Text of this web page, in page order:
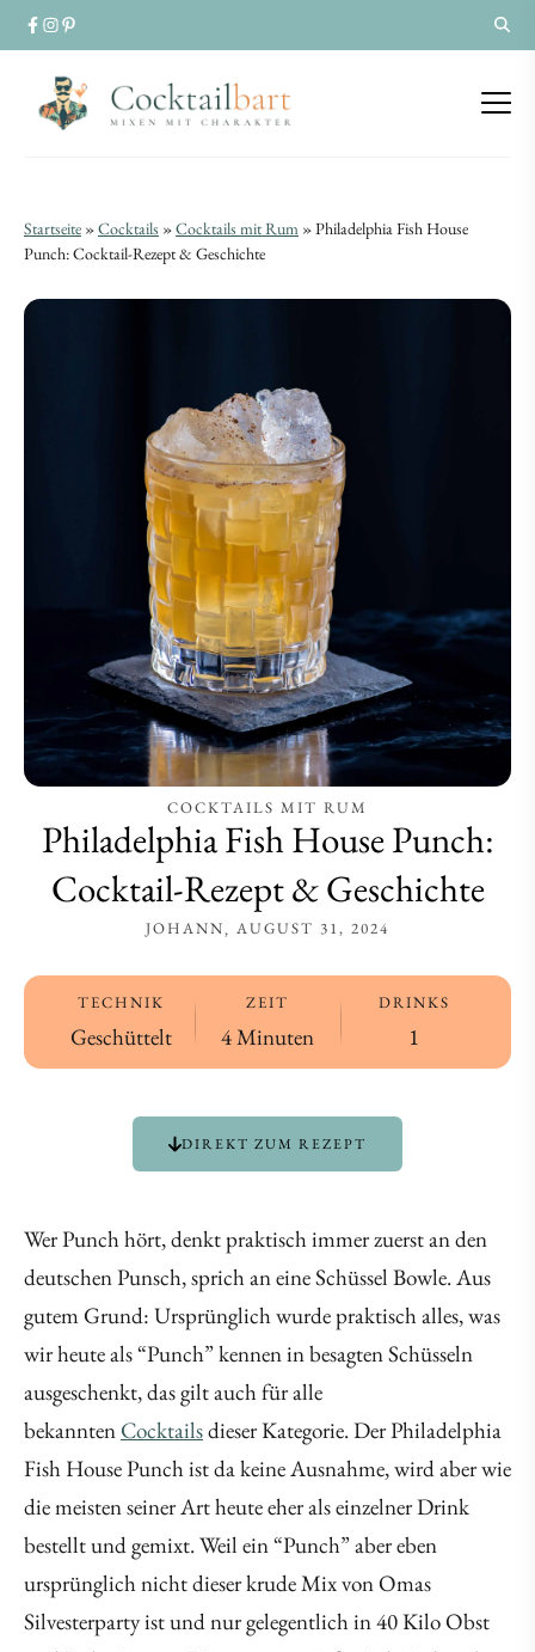
Philadelphia
Fish
House
Geschichte
Philadelphia
Fish
House
Geschichte
Startseite »Cocktails »Cocktails mit Rum »Philadelphia Fish House
Punch: Cocktail-Rezept & Geschichte
COCKTAILS MIT RUM
Philadelphia Fish House Punch:
Cocktail-Rezept & Geschichte
JOHANN AUGUST 31, 2024
TECHNIK
Geschüttelt
ZEIT
4 Minuten
DRINKS
1
DIREKT ZUM REZEPT
Wer Punch hört, denkt praktisch immer zuerst an den
deutschen Punsch, sprich an eine Schüssel Bowle. Aus
gutem Grund: Ursprünglich wurde praktisch alles, was
wir heute als “Punch” kennen in besagten Schüsseln
ausgeschenkt, das gilt auch für alle
bekannten Cocktailsdieser Kategorie. Der Philadelphia
Fish House Punch ist da keine Ausnahme, wird aber wie
die meisten seiner Art heute eher als einzelner Drink
bestellt und gemixt. Weil ein “Punch” aber eben
ursprünglich nicht dieser krude Mix von Omas
Silvesterparty ist und nur gelegentlich in 40 Kilo Obst